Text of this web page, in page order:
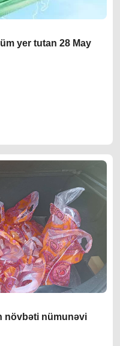
yer tutan 28 May
növbəti nümunəvi